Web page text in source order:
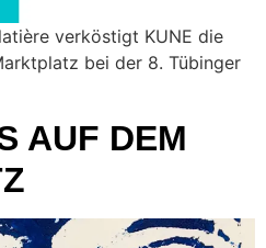
verköstigt KUNE die
bei der 8. Tübinger
AUF DEM